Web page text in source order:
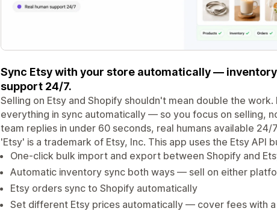
Sync Etsy with your store automatically —
support 24/7.
Selling on Etsy and Shopify shouldn't mean double the
everything in sync automatically — so you focus on selling,
team replies in under 60 seconds, real humans available
'Etsy' is a trademark of Etsy, Inc. This app uses the Etsy API
One-click bulk import and export between Shopify and
Automatic inventory sync both ways — sell on either
Etsy orders sync to Shopify automatically
Set different Etsy prices automatically — cover fees with a